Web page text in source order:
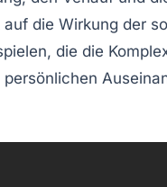
die Wirkung der
die die